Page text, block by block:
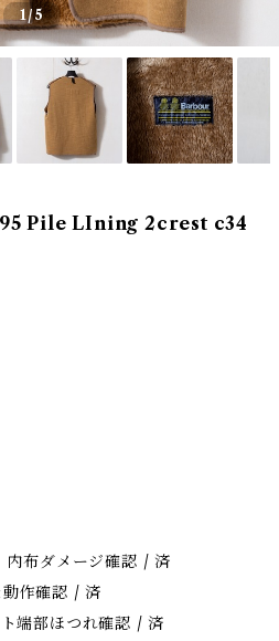
1/5
Pile LIning 2crest c34
内布ダメージ確認 / 済
動作確認 / 済
端部ほつれ確認 / 済